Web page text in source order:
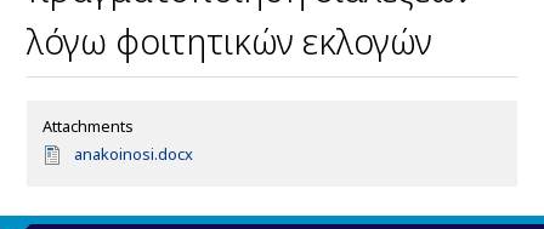
λόγω φοιτητικών εκλογών
Attachments
D
u
anakoinosi.docx